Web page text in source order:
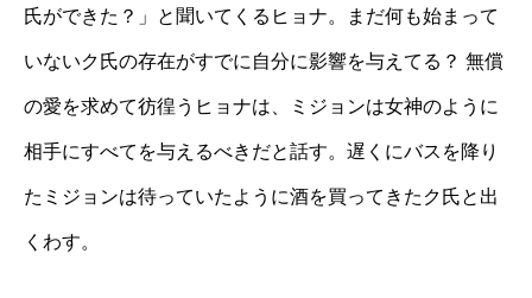
氏ができた？」と聞いてくるヒョナ。まだ何も始まって
いないク氏の存在がすでに自分に影響を与えてる？ 無償
の愛を求めて彷徨うヒョナは、ミジョンは女神のように
相手にすべてを与えるべきだと話す。遅くにバスを降り
たミジョンは待っていたように酒を買ってきたク氏と出
くわす。